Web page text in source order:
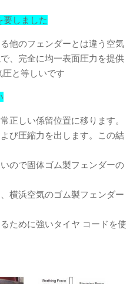
要しました
他のフェンダーとは違う空気
、完全に均一表面圧力を提供
圧と等しいです
正しい係留位置に移ります。
び圧縮力を出します。この結
ので固体ゴム製フェンダーの
横浜空気のゴム製フェンダー
ために強いタイヤ コードを使